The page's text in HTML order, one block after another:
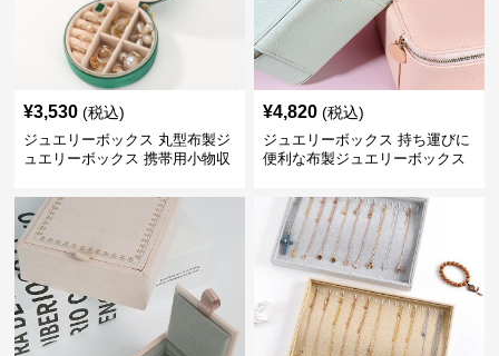
¥3,530 (税込)
ジュエリーボックス 丸型布製ジ
ュエリーボックス 携帯用小物収
¥4,820 (税込)
ジュエリーボックス 持ち運びに
便利な布製ジュエリーボックス